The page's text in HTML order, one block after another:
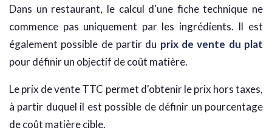
Dans un restaurant, le calcul d'une fiche technique ne
commence pas uniquement par les ingrédients. Il est
également possible de partir du prix de vente du plat
pour définir un objectif de coût matière.
Le prix de vente TTC permet d'obtenir le prix hors taxes,
à partir duquel il est possible de définir un pourcentage
de coût matière cible.